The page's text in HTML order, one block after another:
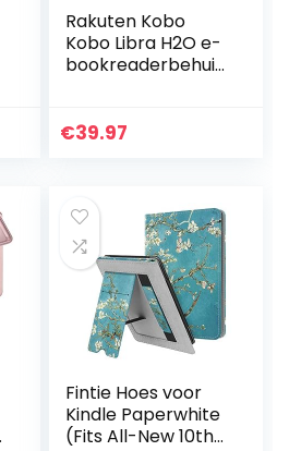
Rakuten Kobo
Kobo Libra H2O e-
bookreaderbehuizi
€39.97
Fintie Hoes voor
Kindle Paperwhite
(Fits All-New 10th